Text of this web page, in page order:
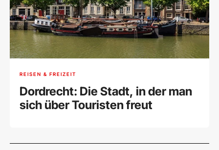
REISEN & FREIZEIT
Dordrecht: Die Stadt, in der man
sich über Touristen freut